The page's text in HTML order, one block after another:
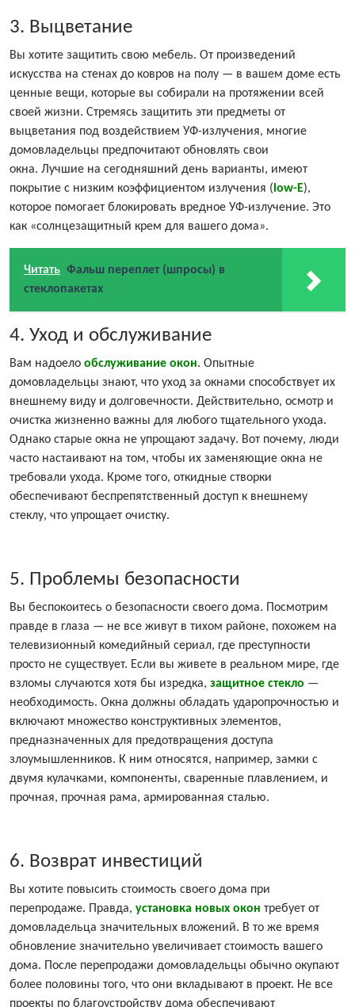
3. Выцветание
Вы хотите защитить свою мебель. От произведений
искусства на стенах до ковров на полу — в вашем доме есть
ценные вещи, которые вы собирали на протяжении всей
своей жизни. Стремясь защитить эти предметы от
выцветания под воздействием УФ-излучения, многие
домовладельцы предпочитают обновлять свои
окна. Лучшие на сегодняшний день варианты, имеют
покрытие с низким коэффициентом излучения ( low-E),
которое помогает блокировать вредное УФ-излучение. Это
как «солнцезащитный крем для вашего дома».
Читать Фальш переплет (шпросы) в
стеклопакетах
4. Уход и обслуживание
Вам надоело обслуживание окон. Опытные
домовладельцы знают, что уход за окнами способствует их
внешнему виду и долговечности. Действительно, осмотр и
очистка жизненно важны для любого тщательного ухода.
Однако старые окна не упрощают задачу. Вот почему, люди
часто настаивают на том, чтобы их заменяющие окна не
требовали ухода. Кроме того, откидные створки
обеспечивают беспрепятственный доступ к внешнему
стеклу, что упрощает очистку.
5. Проблемы безопасности
Вы беспокоитесь о безопасности своего дома. Посмотрим
правде в глаза — не все живут в тихом районе, похожем на
телевизионный комедийный сериал, где преступности
просто не существует. Если вы живете в реальном мире, где
взломы случаются хотя бы изредка, защитное стекло —
необходимость. Окна должны обладать ударопрочностью и
включают множество конструктивных элементов,
предназначенных для предотвращения доступа
злоумышленников. К ним относятся, например, замки с
двумя кулачками, компоненты, сваренные плавлением, и
прочная, прочная рама, армированная сталью.
6. Возврат инвестиций
Вы хотите повысить стоимость своего дома при
перепродаже. Правда, установка новых окон требует от
домовладельца значительных вложений. В то же время
обновление значительно увеличивает стоимость вашего
дома. После перепродажи домовладельцы обычно окупают
более половины того, что они вкладывают в проект. Не все
проекты по благоустройству дома обеспечивают